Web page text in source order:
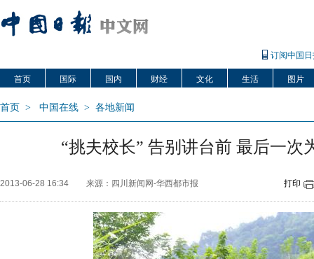
订阅中国
首页 国际 国内 财经 文化 生活 图片
首页 > 中国在线 > 各地新闻
“挑夫校长” 告别讲台前 最后一次
2013-06-28 16:34 来源：四川新闻网-华西都市报 打印